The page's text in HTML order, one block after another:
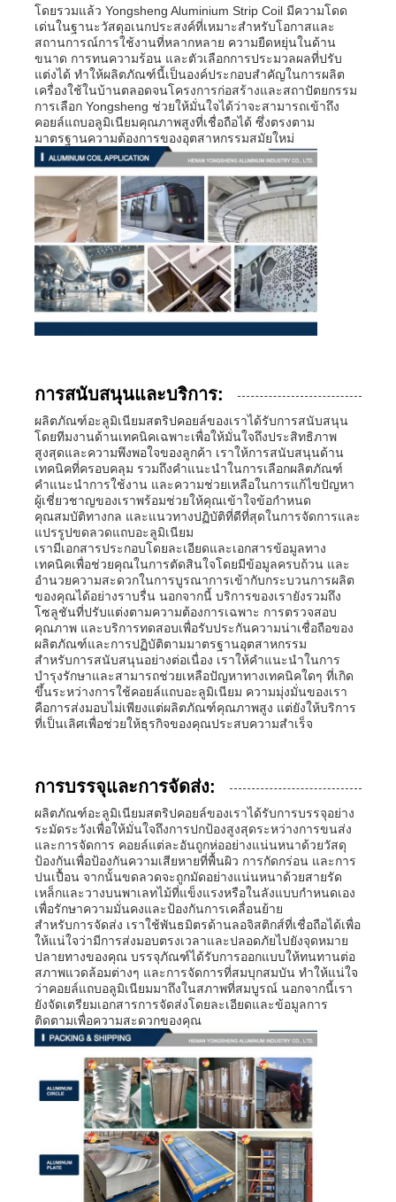
โดยรวมแล้ว Yongsheng Aluminium Strip Coil มีความโดด
เด่นในฐานะวัสดุอเนกประสงค์ที่เหมาะสำหรับโอกาสและ
สถานการณ์การใช้งานที่หลากหลาย ความยืดหยุ่นในด้าน
ขนาด การทนความร้อน และตัวเลือกการประมวลผลที่ปรับ
แต่งได้ ทำให้ผลิตภัณฑ์นี้เป็นองค์ประกอบสำคัญในการผลิต
เครื่องใช้ในบ้านตลอดจนโครงการก่อสร้างและสถาปัตยกรรม
การเลือก Yongsheng ช่วยให้มั่นใจได้ว่าจะสามารถเข้าถึง
คอยล์แถบอลูมิเนียมคุณภาพสูงที่เชื่อถือได้ ซึ่งตรงตาม
มาตรฐานความต้องการของอุตสาหกรรมสมัยใหม่
การสนับสนุนและบริการ:
ผลิตภัณฑ์อะลูมิเนียมสตริปคอยล์ของเราได้รับการสนับสนุน
โดยทีมงานด้านเทคนิคเฉพาะเพื่อให้มั่นใจถึงประสิทธิภาพ
สูงสุดและความพึงพอใจของลูกค้า เราให้การสนับสนุนด้าน
เทคนิคที่ครอบคลุม รวมถึงคำแนะนำในการเลือกผลิตภัณฑ์
คำแนะนำการใช้งาน และความช่วยเหลือในการแก้ไขปัญหา
ผู้เชี่ยวชาญของเราพร้อมช่วยให้คุณเข้าใจข้อกำหนด
คุณสมบัติทางกล และแนวทางปฏิบัติที่ดีที่สุดในการจัดการและ
แปรรูปขดลวดแถบอะลูมิเนียม
เรามีเอกสารประกอบโดยละเอียดและเอกสารข้อมูลทาง
เทคนิคเพื่อช่วยคุณในการตัดสินใจโดยมีข้อมูลครบถ้วน และ
อำนวยความสะดวกในการบูรณาการเข้ากับกระบวนการผลิต
ของคุณได้อย่างราบรื่น นอกจากนี้ บริการของเรายังรวมถึง
โซลูชันที่ปรับแต่งตามความต้องการเฉพาะ การตรวจสอบ
คุณภาพ และบริการทดสอบเพื่อรับประกันความน่าเชื่อถือของ
ผลิตภัณฑ์และการปฏิบัติตามมาตรฐานอุตสาหกรรม
สำหรับการสนับสนุนอย่างต่อเนื่อง เราให้คำแนะนำในการ
บำรุงรักษาและสามารถช่วยเหลือปัญหาทางเทคนิคใดๆ ที่เกิด
ขึ้นระหว่างการใช้คอยล์แถบอะลูมิเนียม ความมุ่งมั่นของเรา
คือการส่งมอบไม่เพียงแต่ผลิตภัณฑ์คุณภาพสูง แต่ยังให้บริการ
ที่เป็นเลิศเพื่อช่วยให้ธุรกิจของคุณประสบความสำเร็จ
การบรรจุและการจัดส่ง:
ผลิตภัณฑ์อะลูมิเนียมสตริปคอยล์ของเราได้รับการบรรจุอย่าง
ระมัดระวังเพื่อให้มั่นใจถึงการปกป้องสูงสุดระหว่างการขนส่ง
และการจัดการ คอยล์แต่ละอันถูกห่ออย่างแน่นหนาด้วยวัสดุ
ป้องกันเพื่อป้องกันความเสียหายที่พื้นผิว การกัดกร่อน และการ
ปนเปื้อน จากนั้นขดลวดจะถูกมัดอย่างแน่นหนาด้วยสายรัด
เหล็กและวางบนพาเลทไม้ที่แข็งแรงหรือในลังแบบกำหนดเอง
เพื่อรักษาความมั่นคงและป้องกันการเคลื่อนย้าย
สำหรับการจัดส่ง เราใช้พันธมิตรด้านลอจิสติกส์ที่เชื่อถือได้เพื่อ
ให้แน่ใจว่ามีการส่งมอบตรงเวลาและปลอดภัยไปยังจุดหมาย
ปลายทางของคุณ บรรจุภัณฑ์ได้รับการออกแบบให้ทนทานต่อ
สภาพแวดล้อมต่างๆ และการจัดการที่สมบุกสมบัน ทำให้แน่ใจ
ว่าคอยล์แถบอลูมิเนียมมาถึงในสภาพที่สมบูรณ์ นอกจากนี้เรา
ยังจัดเตรียมเอกสารการจัดส่งโดยละเอียดและข้อมูลการ
ติดตามเพื่อความสะดวกของคุณ